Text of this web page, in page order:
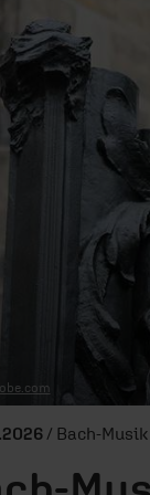
/ Bach-Musik